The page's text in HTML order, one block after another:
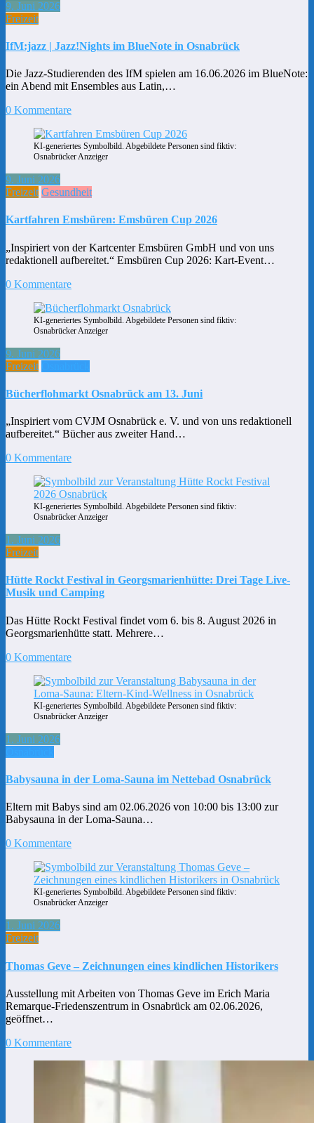
9. Juni 2026
Freizeit
IfM:jazz | Jazz!Nights im BlueNote in Osnabrück
Die Jazz-Studierenden des IfM spielen am 16.06.2026 im BlueNote:
ein Abend mit Ensembles aus Latin,…
0 Kommentare
KI-generiertes Symbolbild. Abgebildete Personen sind fiktiv:
Osnabrücker Anzeiger
9. Juni 2026
Freizeit Gesundheit
Kartfahren Emsbüren: Emsbüren Cup 2026
„Inspiriert von der Kartcenter Emsbüren GmbH und von uns
redaktionell aufbereitet.“ Emsbüren Cup 2026: Kart-Event…
0 Kommentare
KI-generiertes Symbolbild. Abgebildete Personen sind fiktiv:
Osnabrücker Anzeiger
9. Juni 2026
Freizeit
Bücherflohmarkt Osnabrück am 13. Juni
„Inspiriert vom CVJM Osnabrück e. V. und von uns redaktionell
aufbereitet.“ Bücher aus zweiter Hand…
0 Kommentare
KI-generiertes Symbolbild. Abgebildete Personen sind fiktiv:
Osnabrücker Anzeiger
1. Juni 2026
Freizeit
Hütte Rockt Festival in Georgsmarienhütte: Drei Tage Live-
Musik und Camping
Das Hütte Rockt Festival findet vom 6. bis 8. August 2026 in
Georgsmarienhütte statt. Mehrere…
0 Kommentare
KI-generiertes Symbolbild. Abgebildete Personen sind fiktiv:
Osnabrücker Anzeiger
1. Juni 2026
Babysauna in der Loma-Sauna im Nettebad Osnabrück
Eltern mit Babys sind am 02.06.2026 von 10:00 bis 13:00 zur
Babysauna in der Loma-Sauna…
0 Kommentare
KI-generiertes Symbolbild. Abgebildete Personen sind fiktiv:
Osnabrücker Anzeiger
1. Juni 2026
Freizeit
Thomas Geve – Zeichnungen eines kindlichen Historikers
Ausstellung mit Arbeiten von Thomas Geve im Erich Maria
Remarque-Friedenszentrum in Osnabrück am 02.06.2026,
geöffnet…
0 Kommentare